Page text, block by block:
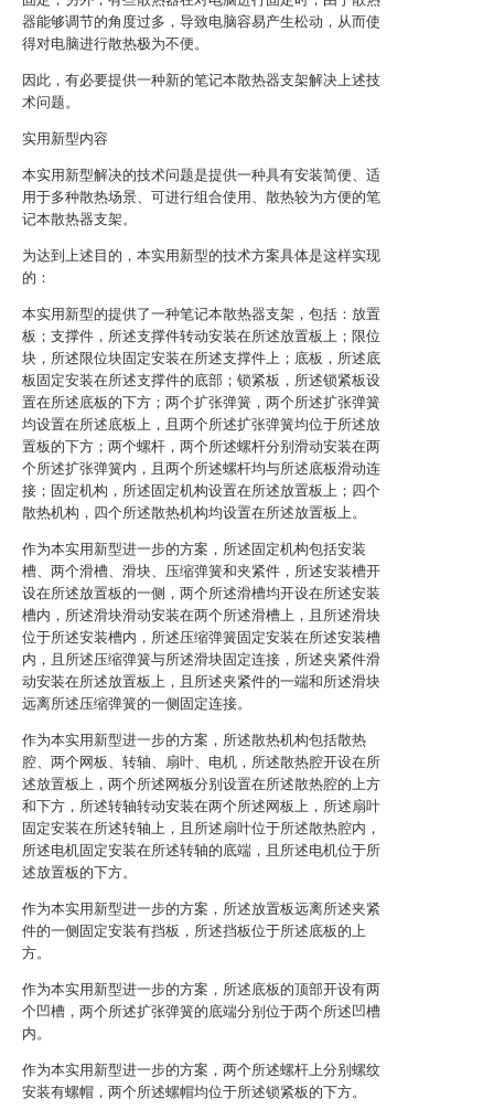
器能够调节的角度过多，导致电脑容易产生松动，从而使
得对电脑进行散热极为不便。
因此，有必要提供一种新的笔记本散热器支架解决上述技
术问题。
实用新型内容
本实用新型解决的技术问题是提供一种具有安装简便、适
用于多种散热场景、可进行组合使用、散热较为方便的笔
记本散热器支架。
为达到上述目的，本实用新型的技术方案具体是这样实现
的：
本实用新型的提供了一种笔记本散热器支架，包括：放置
板；支撑件，所述支撑件转动安装在所述放置板上；限位
块，所述限位块固定安装在所述支撑件上；底板，所述底
板固定安装在所述支撑件的底部；锁紧板，所述锁紧板设
置在所述底板的下方；两个扩张弹簧，两个所述扩张弹簧
均设置在所述底板上，且两个所述扩张弹簧均位于所述放
置板的下方；两个螺杆，两个所述螺杆分别滑动安装在两
个所述扩张弹簧内，且两个所述螺杆均与所述底板滑动连
接；固定机构，所述固定机构设置在所述放置板上；四个
散热机构，四个所述散热机构均设置在所述放置板上。
作为本实用新型进一步的方案，所述固定机构包括安装
槽、两个滑槽、滑块、压缩弹簧和夹紧件，所述安装槽开
设在所述放置板的一侧，两个所述滑槽均开设在所述安装
槽内，所述滑块滑动安装在两个所述滑槽上，且所述滑块
位于所述安装槽内，所述压缩弹簧固定安装在所述安装槽
内，且所述压缩弹簧与所述滑块固定连接，所述夹紧件滑
动安装在所述放置板上，且所述夹紧件的一端和所述滑块
远离所述压缩弹簧的一侧固定连接。
作为本实用新型进一步的方案，所述散热机构包括散热
腔、两个网板、转轴、扇叶、电机，所述散热腔开设在所
述放置板上，两个所述网板分别设置在所述散热腔的上方
和下方，所述转轴转动安装在两个所述网板上，所述扇叶
固定安装在所述转轴上，且所述扇叶位于所述散热腔内，
所述电机固定安装在所述转轴的底端，且所述电机位于所
述放置板的下方。
作为本实用新型进一步的方案，所述放置板远离所述夹紧
件的一侧固定安装有挡板，所述挡板位于所述底板的上
方。
作为本实用新型进一步的方案，所述底板的顶部开设有两
个凹槽，两个所述扩张弹簧的底端分别位于两个所述凹槽
内。
作为本实用新型进一步的方案，两个所述螺杆上分别螺纹
安装有螺帽，两个所述螺帽均位于所述锁紧板的下方。